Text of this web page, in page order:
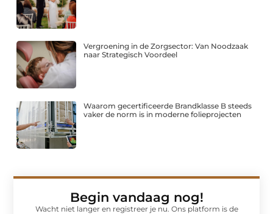
Vergroening in de Zorgsector: Van Noodzaak
naar Strategisch Voordeel
Waarom gecertificeerde Brandklasse B steeds
vaker de norm is in moderne folieprojecten
Begin vandaag nog!
Wacht niet langer en registreer je nu. Ons platform is de